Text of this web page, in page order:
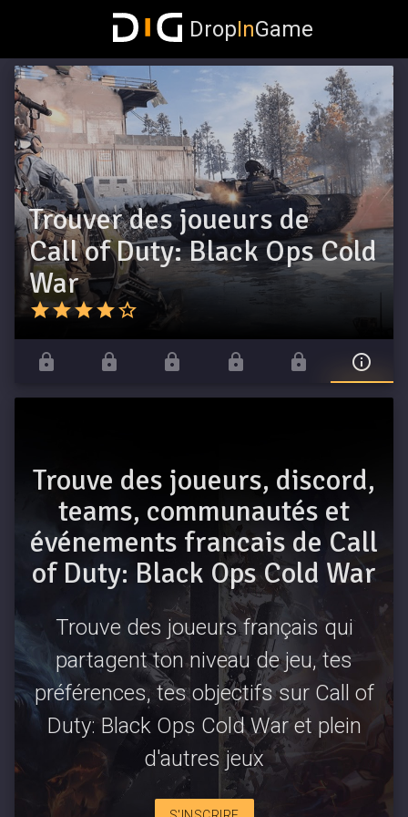
DropInGame
Trouver des joueurs de
Call of Duty: Black Ops Cold
War
Trouve des joueurs, discord,
teams, communautés et
événements francais de Call
of Duty: Black Ops Cold War
Trouve des joueurs français qui
partagent ton niveau de jeu, tes
préférences, tes objectifs sur Call of
Duty: Black Ops Cold War et plein
d'autres jeux